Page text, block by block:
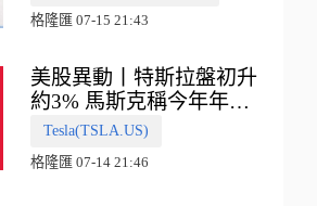
格隆匯 07-15 21:43
美股異動丨特斯拉盤初升
約3% 馬斯克稱今年年底
會有‘史詩級震撼’的演示
Tesla(TSLA.US)
格隆匯 07-14 21:46